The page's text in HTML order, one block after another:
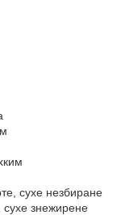
сухе незбиране
знежирене